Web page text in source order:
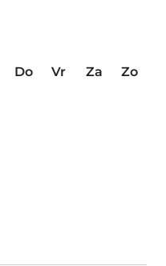
Do Vr Za
Zo